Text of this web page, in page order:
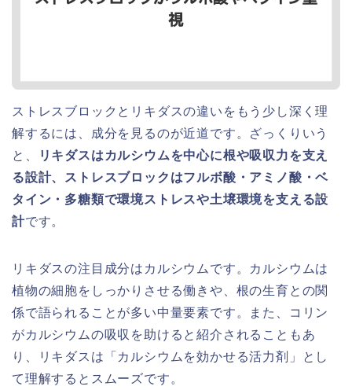
ストレスブロックとリキダスの違いをもう少し深く理
解するには、成分を見るのが近道です。ざっくりいう
と、
リキダスはカルシウムを中心に根や吸収力を支え
る設計、ストレスブロックはフルボ酸・アミノ酸・ベ
タイン・多糖類で環境ストレスや土壌環境を支える設
計です。
リキダスの注目成分はカルシウムです。カルシウムは
植物の細胞をしっかりさせる働きや、根の生育との関
係で語られることが多い中量要素です。また、コリン
がカルシウムの吸収を助けると紹介されることもあ
り、リキダスは「カルシウムを効かせる活力剤」とし
て理解するとスムーズです。